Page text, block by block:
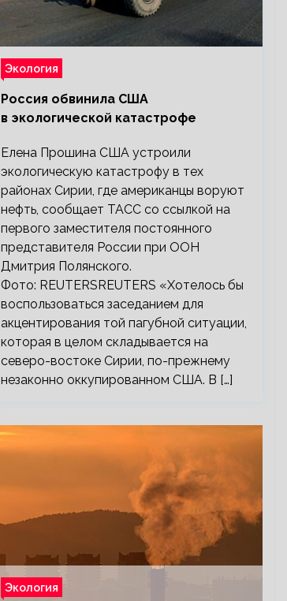
Экология
Россия обвинила США
в экологической катастрофе
Елена Прошина США устроили
экологическую катастрофу в тех
районах Сирии, где американцы воруют
нефть, сообщает ТАСС со ссылкой на
первого заместителя постоянного
представителя России при ООН
Дмитрия Полянского.
Фото: REUTERSREUTERS «Хотелось бы
воспользоваться заседанием для
акцентирования той пагубной ситуации,
которая в целом складывается на
северо-востоке Сирии, по-прежнему
незаконно оккупированном США. В […]
Экология